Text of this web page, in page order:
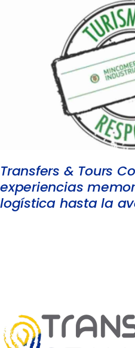
Transfers & Tours
experiencias
logística hasta la